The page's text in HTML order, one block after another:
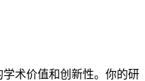
术价值和创新性。你的研